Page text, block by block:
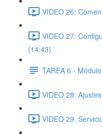
VIDEO 26:
VIDEO 27:
(14:43)
TAREA 6 - Módulo
VIDEO 28:
VIDEO 29: